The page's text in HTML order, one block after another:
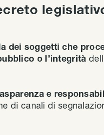
dei soggetti che
o l’integrità
e
di canali di